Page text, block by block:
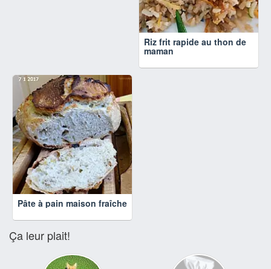
Riz frit rapide au thon de
maman
Pâte à pain maison fraîche
Ça leur plait!